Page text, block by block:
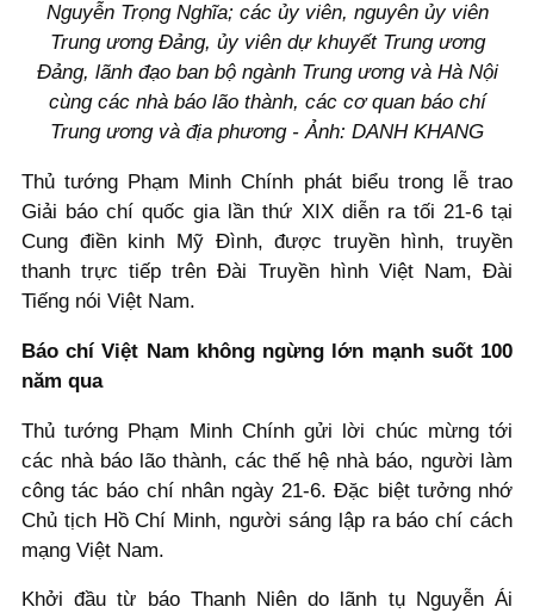
Nguyễn Trọng Nghĩa; các ủy viên, nguyên ủy viên
Trung ương Đảng, ủy viên dự khuyết Trung ương
Đảng, lãnh đạo ban bộ ngành Trung ương và Hà Nội
cùng các nhà báo lão thành, các cơ quan báo chí
Trung ương và địa phương - Ảnh: DANH KHANG
Thủ tướng Phạm Minh Chính phát biểu trong lễ trao
Giải báo chí quốc gia lần thứ XIX diễn ra tối 21-6 tại
Cung điền kinh Mỹ Đình, được truyền hình, truyền
thanh trực tiếp trên Đài Truyền hình Việt Nam, Đài
Tiếng nói Việt Nam.
Báo chí Việt Nam không ngừng lớn mạnh suốt 100
năm qua
Thủ tướng Phạm Minh Chính gửi lời chúc mừng tới
các nhà báo lão thành, các thế hệ nhà báo, người làm
công tác báo chí nhân ngày 21-6. Đặc biệt tưởng nhớ
Chủ tịch Hồ Chí Minh, người sáng lập ra báo chí cách
mạng Việt Nam.
Khởi đầu từ báo Thanh Niên do lãnh tụ Nguyễn Ái